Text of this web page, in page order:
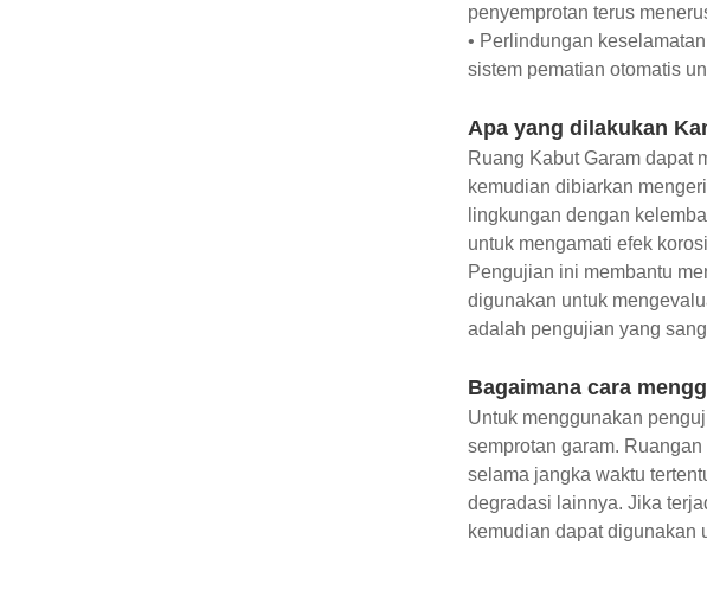
penyemprotan terus
• Perlindungan
sistem pematian otomatis
Apa yang dilakukan
Ruang Kabut Garam dapat
kemudian dibiarkan
lingkungan dengan
untuk mengamati efek
Pengujian ini membantu
digunakan untuk
adalah pengujian yang
Bagaimana cara
Untuk menggunakan
semprotan garam.
selama jangka waktu
degradasi lainnya. Jika
kemudian dapat digunakan